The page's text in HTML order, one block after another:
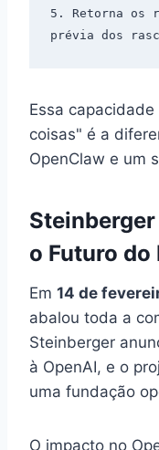
5. Retorna os
Essa
coisas" é a
OpenClaw e um
o Futuro do
Em 14 de
abalou toda a
Steinberger
à OpenAI, e o
uma fundação
O impacto no